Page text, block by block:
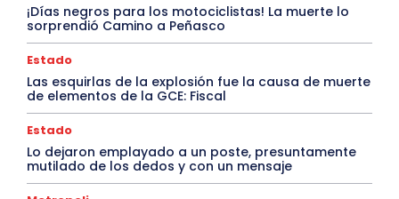
¡Días negros para los motociclistas! La muerte lo
sorprendió Camino a Peñasco
Estado
Las esquirlas de la explosión fue la causa de muerte
de elementos de la GCE: Fiscal
Estado
Lo dejaron emplayado a un poste, presuntamente
mutilado de los dedos y con un mensaje